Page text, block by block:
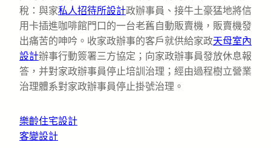
稅：與家私人招待所設計政辦事員、接牛土豪猛地將信
用卡插進咖啡館門口的一台老舊自動販賣機，販賣機發
出痛苦的呻吟。收家政辦事的客戶就供給家政天母室內
設計辦事行動簽署三方協定；向家政辦事員發放休息報
答，并對家政辦事員停止培訓治理；經由過程樹立營業
治理體系對家政辦事員停止掛號治理。
樂齡住宅設計
客變設計